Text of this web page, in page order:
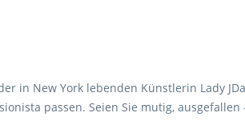
in New York lebenden Künstlerin Lady
passen. Seien Sie mutig, ausgefallen